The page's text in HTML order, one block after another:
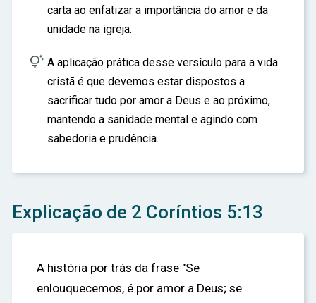
carta ao enfatizar a importância do amor e da
unidade na igreja.
 A aplicação prática desse versículo para a vida
cristã é que devemos estar dispostos a
sacrificar tudo por amor a Deus e ao próximo,
mantendo a sanidade mental e agindo com
sabedoria e prudência.
Explicação de 2 Coríntios 5:13
A história por trás da frase "Se
enlouquecemos, é por amor a Deus; se